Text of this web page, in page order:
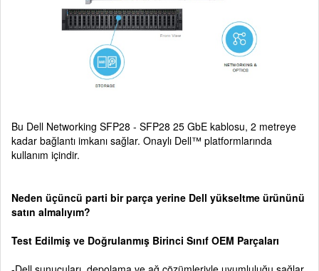
Bu Dell Networking SFP28 - SFP28 25 GbE kablosu, 2 metreye
kadar bağlantı imkanı sağlar. Onaylı Dell™ platformlarında
kullanım içindir.
Neden üçüncü parti bir parça yerine Dell yükseltme ürününü
satın almalıyım?
Test Edilmiş ve Doğrulanmış Birinci Sınıf OEM Parçaları